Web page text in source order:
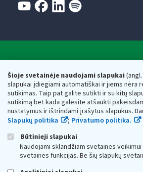
Šioje svetainėje naudojami slapukai
slapukai įdiegiami automatiškai ir jiems nėra
sutikimas. Taip pat galite sutikti ir su kitų
sutikimą bet kada galėsite atšaukti
nustatymus ir ištrindami įrašytus slapukus.
Slapukų politika
; Privatumo politika.
Būtinieji slapukai
Naudojami sklandžiam svetainės
svetainės funkcijas. Be šių slapukų
Respublikos finansų ministerijos
Biudžetinė įstaiga. Juridinio asmens kodas —
adresas: Vasario 16-osios g. 14, 01107 Vilnius,
vmi@vmi.lt, E. pristatymo dėžutės adresas
Duomenys apie Valstybinę mokesčių
Respublikos finansų ministerijos kaupiami ir